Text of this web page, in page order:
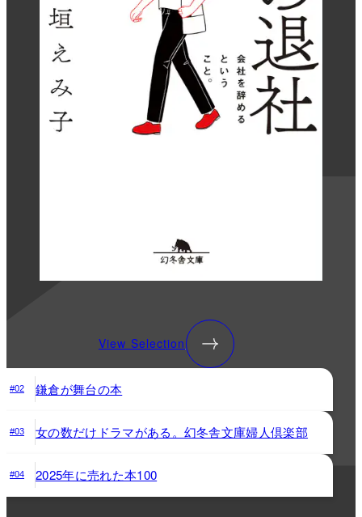
View Selection
#02 鎌倉が舞台の本
#03 女の数だけドラマがある。幻冬舎文庫婦人倶楽部
#04 2025年に売れた本100